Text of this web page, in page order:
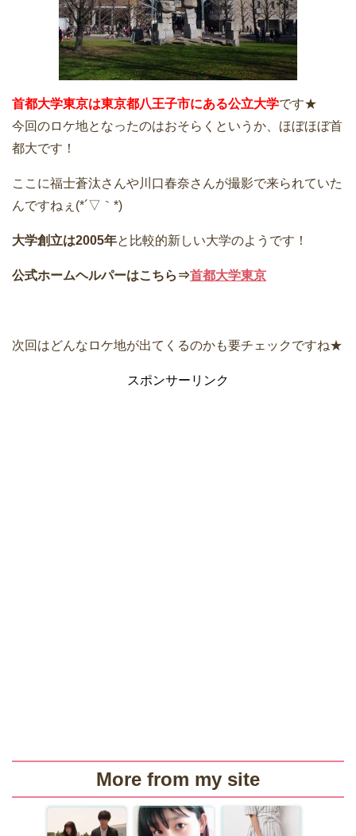
首都大学東京は東京都八王子市にある公立大学です★
今回のロケ地となったのはおそらくというか、ほぼほぼ首
都大です！
ここに福士蒼汰さんや川口春奈さんが撮影で来られていた
んですねぇ(*´▽｀*)
大学創立は2005年と比較的新しい大学のようです！
公式ホームヘルパーはこちら⇒首都大学東京
次回はどんなロケ地が出てくるのかも要チェックですね★
スポンサーリンク
More from my site